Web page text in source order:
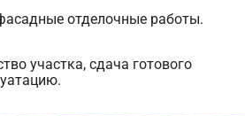
отделочные работы.
участка, сдача готового